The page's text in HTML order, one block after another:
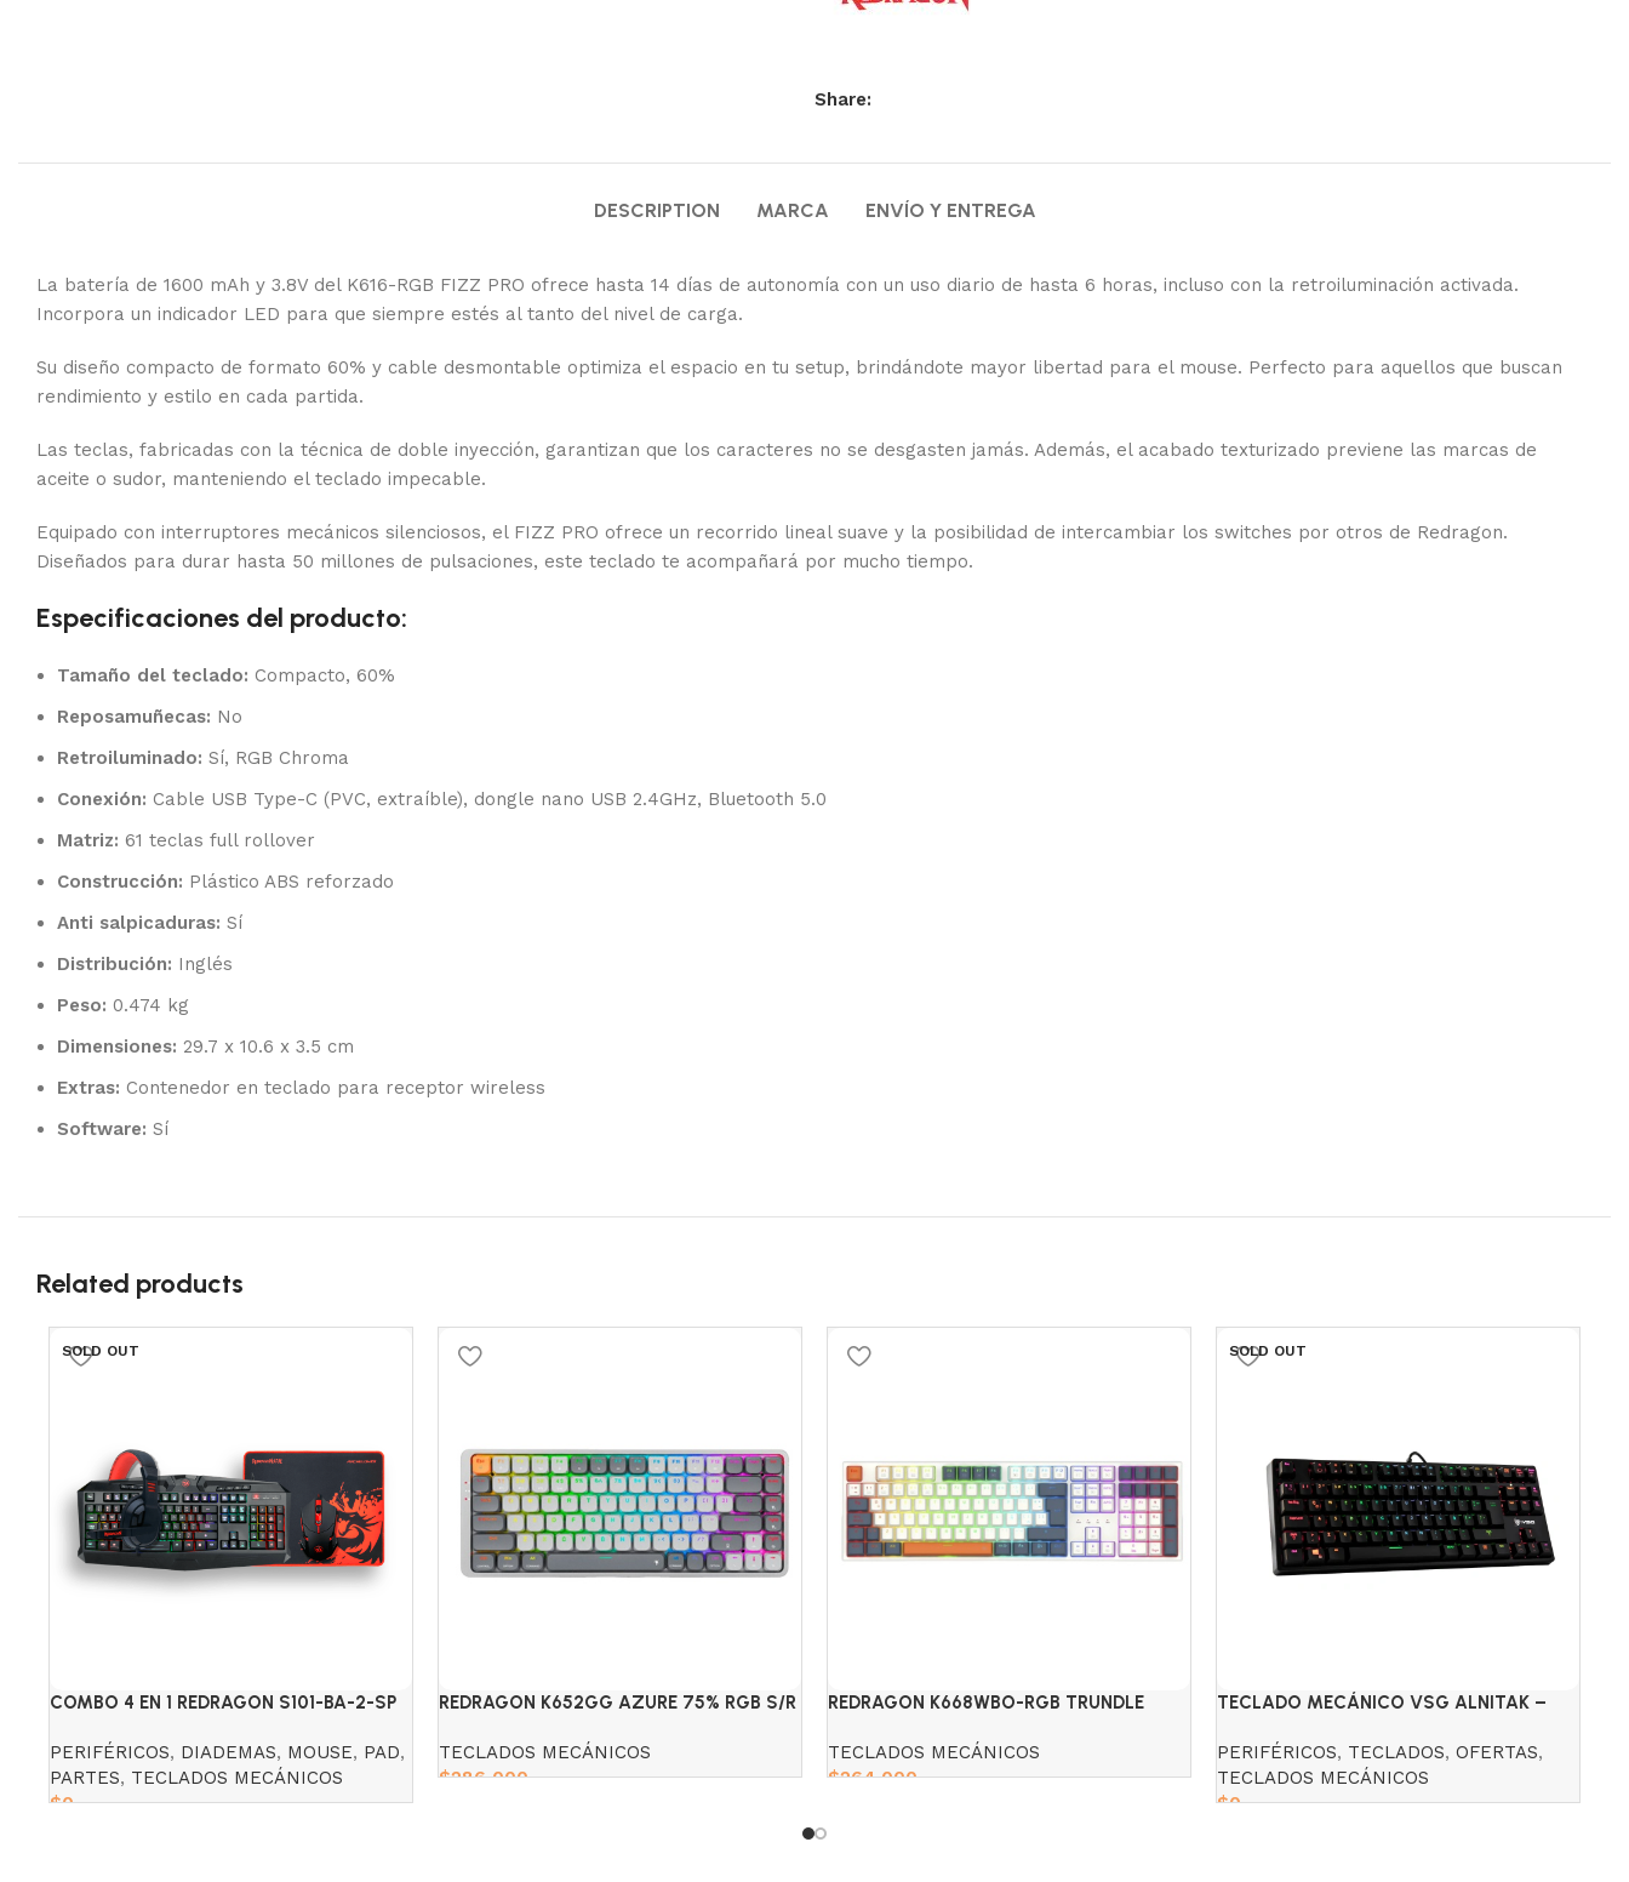
Share:
DESCRIPTION MARCA ENVÍO Y ENTREGA
La batería de 1600 mAh y 3.8V del K616-RGB FIZZ PRO ofrece hasta 14 días de autonomía con un uso diario de hasta 6 horas, incluso con la retroiluminación activada.
Incorpora un indicador LED para que siempre estés al tanto del nivel de carga.
Su diseño compacto de formato 60% y cable desmontable optimiza el espacio en tu setup, brindándote mayor libertad para el mouse. Perfecto para aquellos que buscan
rendimiento y estilo en cada partida.
Las teclas, fabricadas con la técnica de doble inyección, garantizan que los caracteres no se desgasten jamás. Además, el acabado texturizado previene las marcas de
aceite o sudor, manteniendo el teclado impecable.
Equipado con interruptores mecánicos silenciosos, el FIZZ PRO ofrece un recorrido lineal suave y la posibilidad de intercambiar los switches por otros de Redragon.
Diseñados para durar hasta 50 millones de pulsaciones, este teclado te acompañará por mucho tiempo.
Especificaciones del producto:
Tamaño del teclado: Compacto, 60%
Reposamuñecas: No
Retroiluminado: Sí, RGB Chroma
Conexión: Cable USB Type-C (PVC, extraíble), dongle nano USB 2.4GHz, Bluetooth 5.0
Matriz: 61 teclas full rollover
Construcción: Plástico ABS reforzado
Anti salpicaduras: Sí
Distribución: Inglés
Peso: 0.474 kg
Dimensiones: 29.7 x 10.6 x 3.5 cm
Extras: Contenedor en teclado para receptor wireless
Software: Sí
Related products
SOLD OUT
COMBO 4 EN 1 REDRAGON S101-BA-2-SP
PERIFÉRICOS, DIADEMAS, MOUSE, PAD,
PARTES, TECLADOS MECÁNICOS
$0
REDRAGON K652GG AZURE 75% RGB S/R
TECLADOS MECÁNICOS
$286,000
REDRAGON K668WBO-RGB TRUNDLE
TECLADOS MECÁNICOS
$264,000
SOLD OUT
TECLADO MECÁNICO VSG ALNITAK –
PERIFÉRICOS, TECLADOS, OFERTAS,
TECLADOS MECÁNICOS
$0